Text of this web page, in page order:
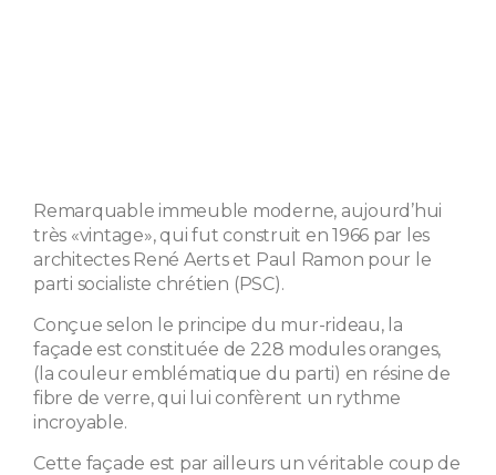
Remarquable immeuble moderne, aujourd’hui
très «vintage», qui fut construit en 1966 par les
architectes René Aerts et Paul Ramon pour le
parti socialiste chrétien (PSC).
Conçue selon le principe du mur-rideau, la
façade est constituée de 228 modules oranges,
(la couleur emblématique du parti) en résine de
fibre de verre, qui lui confèrent un rythme
incroyable.
Cette façade est par ailleurs un véritable coup de